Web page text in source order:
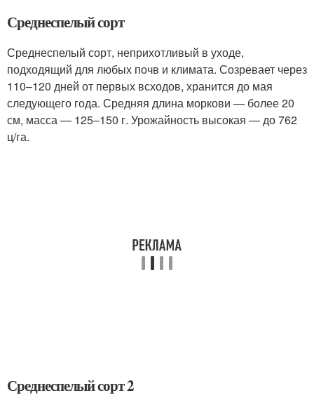
Среднеспелый сорт
Среднеспелый сорт, неприхотливый в уходе,
подходящий для любых почв и климата. Созревает через
110–120 дней от первых всходов, хранится до мая
следующего года. Средняя длина моркови — более 20
см, масса — 125–150 г. Урожайность высокая — до 762
ц/га.
Среднеспелый сорт 2